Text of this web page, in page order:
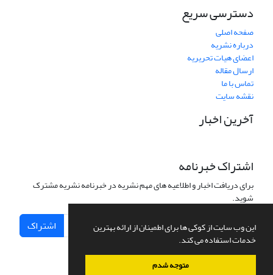
این وب سایت از کوکی ها برای اطمینان از ارائه بهترین
خدمات استفاده می کند.
متوجه شدم
دسترسی سریع
صفحه اصلی
درباره نشریه
اعضای هیات تحریریه
ارسال مقاله
تماس با ما
نقشه سایت
آخرین اخبار
اشتراک خبرنامه
برای دریافت اخبار و اطلاعیه های مهم نشریه در خبرنامه نشریه مشترک
شوید.
اشتراک